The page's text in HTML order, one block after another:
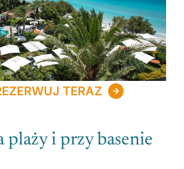
TERAZ
plaży i przy basenie